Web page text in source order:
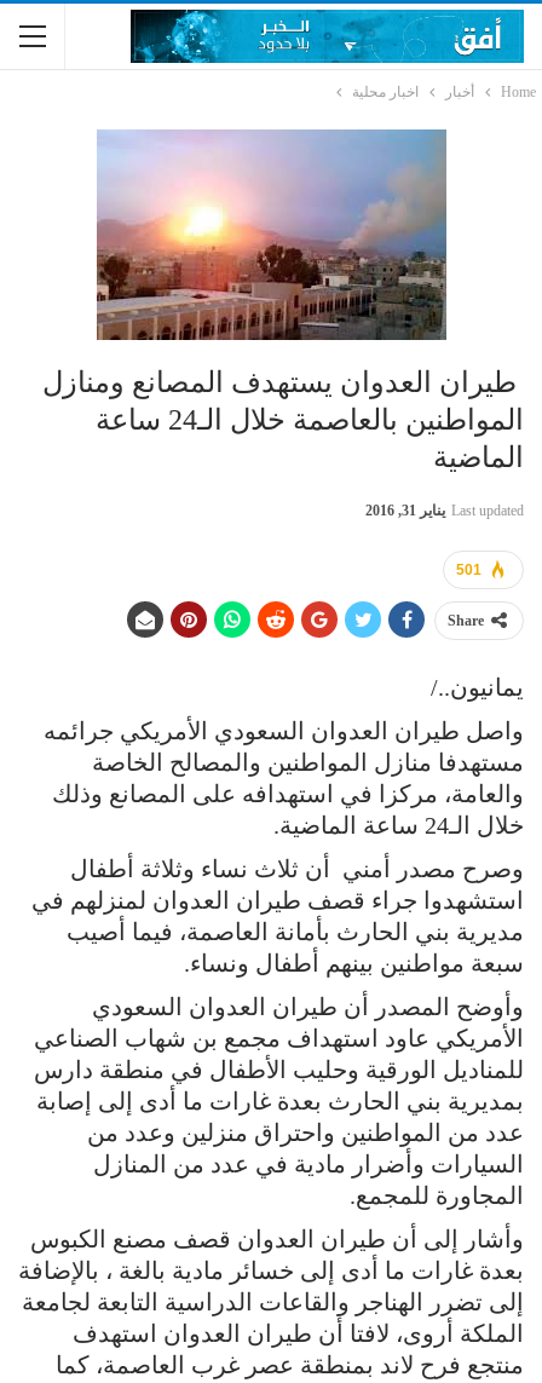
Home أخبار اخبار محلية
طيران العدوان يستهدف المصانع ومنازل
المواطنين بالعاصمة خلال الـ24 ساعة
الماضية
Last updated يناير 31, 2016
501
Share
يمانيون../
واصل طيران العدوان السعودي الأمريكي جرائمه
مستهدفا منازل المواطنين والمصالح الخاصة
والعامة، مركزا في استهدافه على المصانع وذلك
خلال الـ24 ساعة الماضية.
وصرح مصدر أمني أن ثلاث نساء وثلاثة أطفال
استشهدوا جراء قصف طيران العدوان لمنزلهم في
مديرية بني الحارث بأمانة العاصمة، فيما أصيب
سبعة مواطنين بينهم أطفال ونساء.
وأوضح المصدر أن طيران العدوان السعودي
الأمريكي عاود استهداف مجمع بن شهاب الصناعي
للمناديل الورقية وحليب الأطفال في منطقة دارس
بمديرية بني الحارث بعدة غارات ما أدى إلى إصابة
عدد من المواطنين واحتراق منزلين وعدد من
السيارات وأضرار مادية في عدد من المنازل
المجاورة للمجمع.
وأشار إلى أن طيران العدوان قصف مصنع الكبوس
بعدة غارات ما أدى إلى خسائر مادية بالغة ، بالإضافة
إلى تضرر الهناجر والقاعات الدراسية التابعة لجامعة
الملكة أروى، لافتا أن طيران العدوان استهدف
منتجع فرح لاند بمنطقة عصر غرب العاصمة، كما